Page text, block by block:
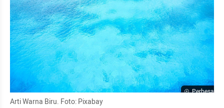
Perbesar
Arti Warna Biru. Foto: Pixabay